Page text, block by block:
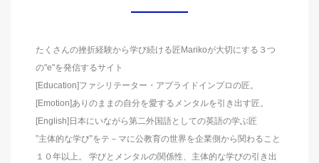
たくさんの挫折経験から学び続ける匠Marikoが大切にする３つ
の"e"を発信するサイト
[Education]ファシリテーター・アプライドインプロの匠。
[Emotion]ありのままの自分を愛するメンタルを引き出す匠。
[English]日本にいながら第二外国語としての英語の学ぶ匠
”主体的な学び”をテ－マに公教育の世界を企業側から関わること
１０年以上。 学びとメンタルの関係性、主体的な学びの引き出